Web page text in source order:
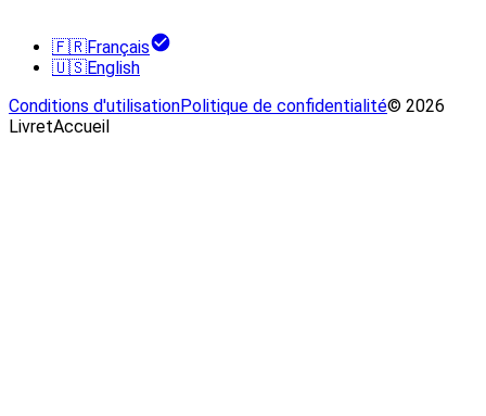
🇫🇷Français
🇺🇸English
Conditions d'utilisationPolitique de confidentialité© 2026
LivretAccueil